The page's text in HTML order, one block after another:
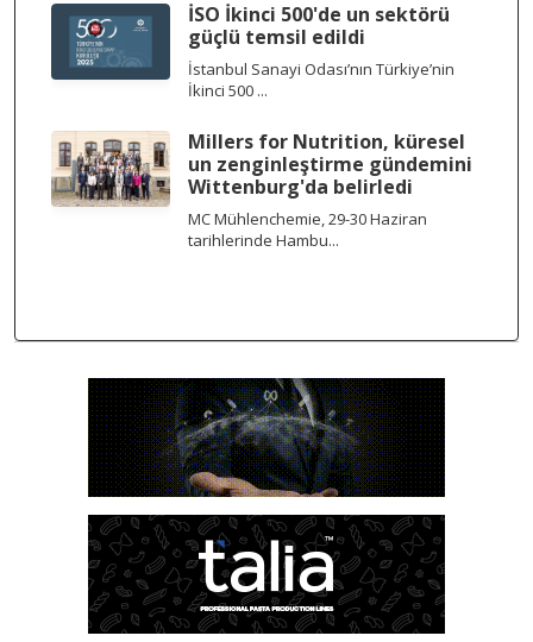
İSO İkinci 500'de un sektörü
güçlü temsil edildi
İstanbul Sanayi Odası’nın Türkiye’nin
İkinci 500 ...
Millers for Nutrition, küresel
un zenginleştirme gündemini
Wittenburg'da belirledi
MC Mühlenchemie, 29-30 Haziran
tarihlerinde Hambu...